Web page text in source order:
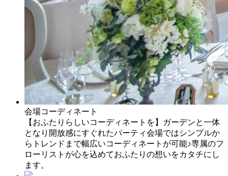
会場コーディネート
【おふたりらしいコーディネートを】ガーデンと一体
となり開放感にすぐれたパーティ会場ではシンプルか
らトレンドまで幅広いコーディネートが可能♪専属のフ
ローリストが心を込めておふたりの想いをカタチにし
ます。